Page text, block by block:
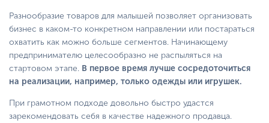
Разнообразие товаров для малышей позволяет организовать
бизнес в каком-то конкретном направлении или постараться
охватить как можно больше сегментов. Начинающему
предпринимателю целесообразно не распыляться на
стартовом этапе. В первое время лучше сосредоточиться
на реализации, например, только одежды или игрушек.
При грамотном подходе довольно быстро удастся
зарекомендовать себя в качестве надежного продавца.